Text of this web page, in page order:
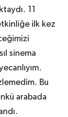
11
ilk kez
sinema
Bu
arabada